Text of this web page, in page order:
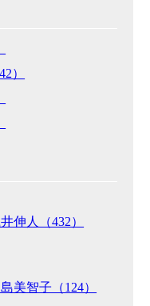
）
伸人（432）
美智子（124）